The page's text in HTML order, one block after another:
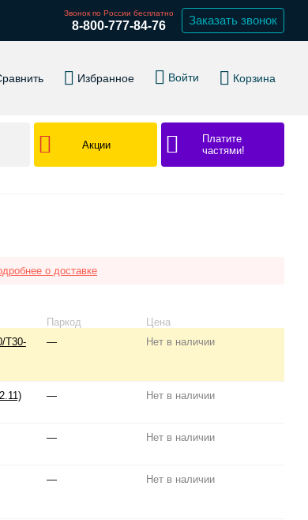
Звонок по России бесплатно
8-800-777-84-76 Заказать звонок
Избранное Войти Корзина
Акции
Платите
частями!
о доставке
Паркод
Цена
T30-
— Нет в наличии
— Нет в наличии
— Нет в наличии
— Нет в наличии